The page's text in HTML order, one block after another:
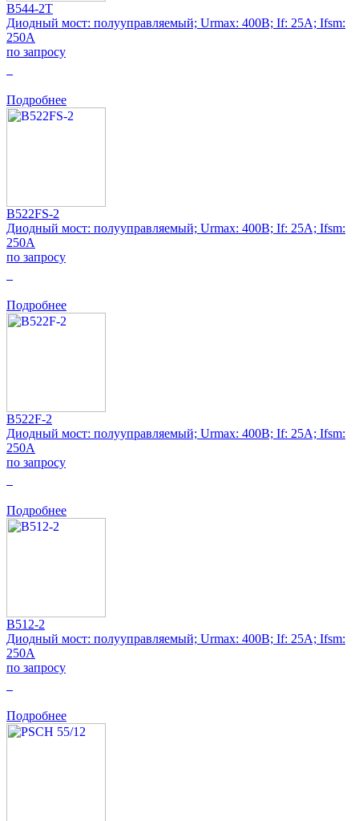
B544-2T
Диодный мост: полууправляемый; Urmax: 400В; If: 25А; Ifsm:
250А
по запросу
Подробнее
B522FS-2
Диодный мост: полууправляемый; Urmax: 400В; If: 25А; Ifsm:
250А
по запросу
Подробнее
B522F-2
Диодный мост: полууправляемый; Urmax: 400В; If: 25А; Ifsm:
250А
по запросу
Подробнее
B512-2
Диодный мост: полууправляемый; Urmax: 400В; If: 25А; Ifsm:
250А
по запросу
Подробнее